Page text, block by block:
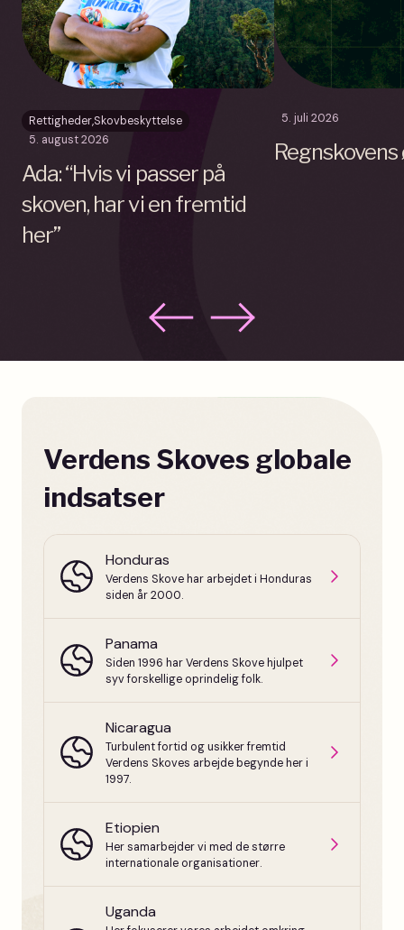
Rettigheder,Skovbeskyttelse
5. august 2026
Ada: “Hvis vi passer på
skoven, har vi en fremtid
her”
5. juli 2026
Regnskovens
Verdens Skoves globale
indsatser
Honduras
Verdens Skove har arbejdet i Honduras
siden år 2000.
Panama
Siden 1996 har Verdens Skove hjulpet
syv forskellige oprindelig folk.
Nicaragua
Turbulent fortid og usikker fremtid
Verdens Skoves arbejde begynde her i
1997.
Etiopien
Her samarbejder vi med de større
internationale organisationer.
Uganda